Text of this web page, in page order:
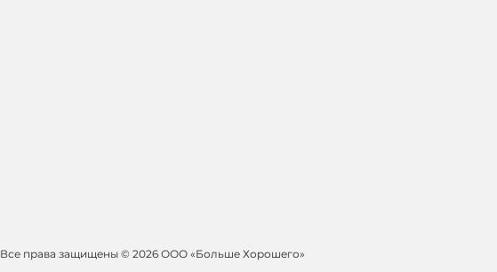
Все права защищены © 2026 ООО «Больше Хорошего»